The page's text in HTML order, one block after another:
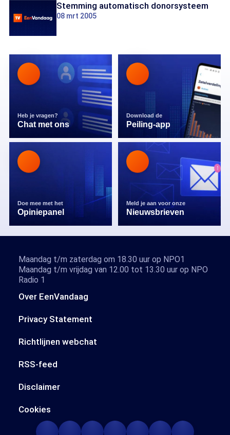
Stemming automatisch donorsysteem
08 mrt 2005
Heb je vragen?
Chat met ons
Download de
Peiling-app
Doe mee met het
Opiniepanel
Meld je aan voor onze
Nieuwsbrieven
Over EenVandaag
Privacy Statement
Richtlijnen webchat
RSS-feed
Disclaimer
Cookies
Maandag t/m zaterdag om 18.30 uur op NPO1
Maandag t/m vrijdag van 12.00 tot 13.30 uur op NPO
Radio 1